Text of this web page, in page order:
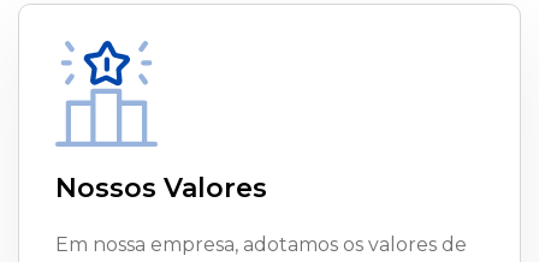
Nossos Valores
Em nossa empresa, adotamos os valores de